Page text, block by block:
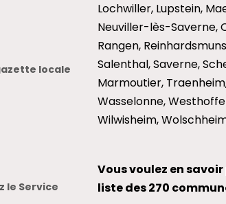
locale
le Service
Lochwiller, Lupstein,
Neuviller-lès-Saverne,
Rangen,
Salenthal, Saverne,
Marmoutier,
Wasselonne,
Wilwisheim,
Vous voulez en
liste des 270